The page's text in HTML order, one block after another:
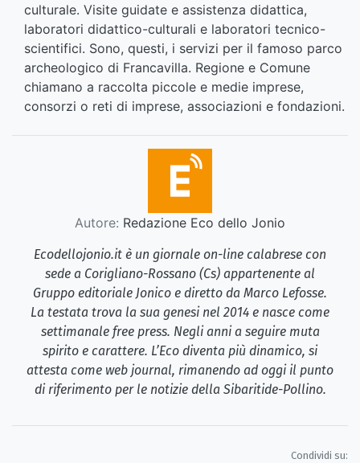
culturale. Visite guidate e assistenza didattica,
laboratori didattico-culturali e laboratori tecnico-
scientifici. Sono, questi, i servizi per il famoso parco
archeologico di Francavilla. Regione e Comune
chiamano a raccolta piccole e medie imprese,
consorzi o reti di imprese, associazioni e fondazioni.
Autore: Redazione Eco dello Jonio
Ecodellojonio.it è un giornale on-line calabrese con
sede a Corigliano-Rossano (Cs) appartenente al
Gruppo editoriale Jonico e diretto da Marco Lefosse.
La testata trova la sua genesi nel 2014 e nasce come
settimanale free press. Negli anni a seguire muta
spirito e carattere. L’Eco diventa più dinamico, si
attesta come web journal, rimanendo ad oggi il punto
di riferimento per le notizie della Sibaritide-Pollino.
Condividi su: